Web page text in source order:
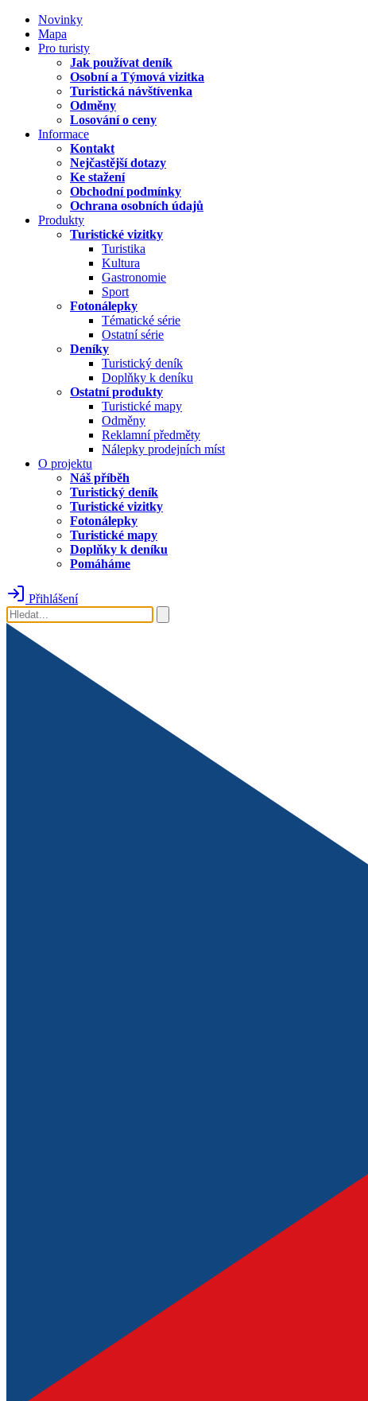
Novinky
Mapa
Pro turisty
Jak používat deník
Osobní a Týmová vizitka
Turistická návštívenka
Odměny
Losování o ceny
Informace
Kontakt
Nejčastější dotazy
Ke stažení
Obchodní podmínky
Ochrana osobních údajů
Produkty
Turistické vizitky
Turistika
Kultura
Gastronomie
Sport
Fotonálepky
Tématické série
Ostatní série
Deníky
Turistický deník
Doplňky k deníku
Ostatní produkty
Turistické mapy
Odměny
Reklamní předměty
Nálepky prodejních míst
O projektu
Náš příběh
Turistický deník
Turistické vizitky
Fotonálepky
Turistické mapy
Doplňky k deníku
Pomáháme
Přihlášení